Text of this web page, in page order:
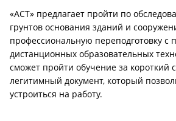
«АСТ» предлагает пройти по
грунтов основания зданий и
профессиональную переподготовку с
дистанционных образовательных
сможет пройти обучение за короткий
легитимный документ, который
устроиться на работу.